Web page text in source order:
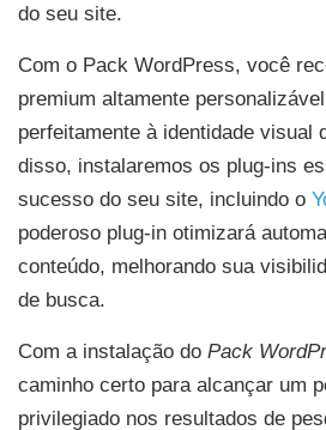
do seu site.
Com o Pack WordPress, você
premium altamente
perfeitamente à identidade visual
disso, instalaremos os plug-ins
sucesso do seu site, incluindo o
poderoso plug-in otimizará
conteúdo, melhorando sua
de busca.
Com a instalação do Pack
caminho certo para alcançar um
privilegiado nos resultados de